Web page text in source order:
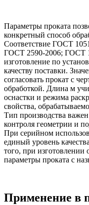
Параметры проката
конкретный способ
Соответствие ГОСТ
ГОСТ 2590-2006; ГОСТ
изготовление по
качеству поставки.
согласовать прокат с
обработкой. Длина м
оснастки и режима
свойства,
Тип производства
контроля геометрии и
При серийном
единый уровень
того, при изготовлении
параметры проката с
Применение в